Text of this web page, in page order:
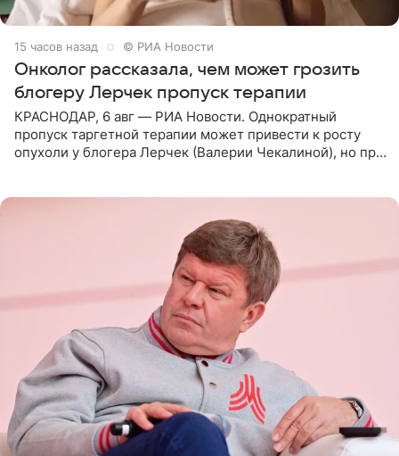
15 часов назад © РИА Новости
Онколог рассказала, чем может грозить
блогеру Лерчек пропуск терапии
КРАСНОДАР, 6 авг — РИА Новости. Однократный
пропуск таргетной терапии может привести к росту
опухоли у блогера Лерчек (Валерии Чекалиной), но при